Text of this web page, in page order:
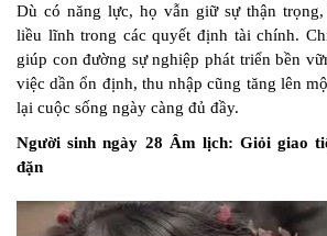
Dù có năng lực, họ vẫn giữ sự thận
liều lĩnh trong các quyết định tài chính.
giúp con đường sự nghiệp phát triển bền
việc dần ổn định, thu nhập cũng tăng lên
lại cuộc sống ngày càng đủ đầy.
Người sinh ngày 28 Âm lịch: Giỏi giao
đặn